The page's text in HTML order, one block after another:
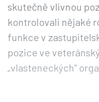
skutečně vlivnou
kontrolovali nějaké
funkce v
pozice ve
„vlasteneckých“